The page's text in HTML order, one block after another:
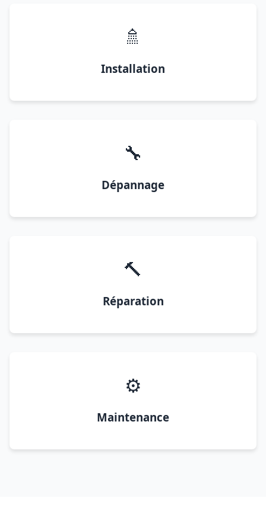
🚿
Installation
🔧
Dépannage
🔨
Réparation
⚙️
Maintenance